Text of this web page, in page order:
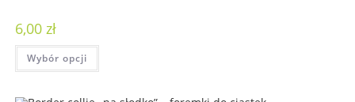
6,00 zł
Wybór opcji